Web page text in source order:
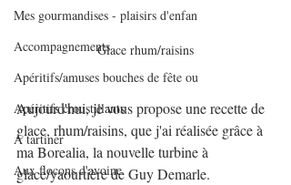
Mes gourmandises - plaisirs d'enfan
Accompagnements
Apéritifs/amuses bouches de fête ou
Apéritifs croustillants
A tartiner
Aux flocons d'avoine
Glace rhum/raisins
Aujourd'hui, je vous propose une recette de
glace, rhum/raisins, que j'ai réalisée grâce à
ma Borealia, la nouvelle turbine à
glace/yaourtière de Guy Demarle.